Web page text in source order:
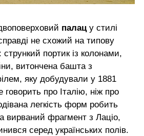
палац у стилі
не схожий на типову
стрункий портик із колонами,
витончена башта з
яку добудували у 1881
про Італію, ніж про
легкість форм робить
вирваний фрагмент з Лаціо,
серед українських полів.